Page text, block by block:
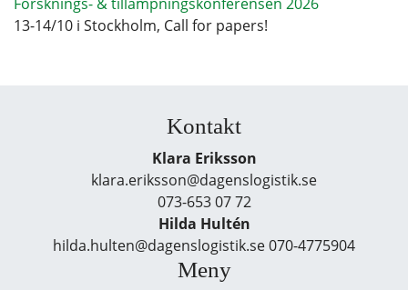
13-14/10 i Stockholm, Call for papers!
Kontakt
Klara Eriksson
klara.eriksson@dagenslogistik.se
073-653 07 72
Hilda Hultén
hilda.hulten@dagenslogistik.se 070-4775904
Meny